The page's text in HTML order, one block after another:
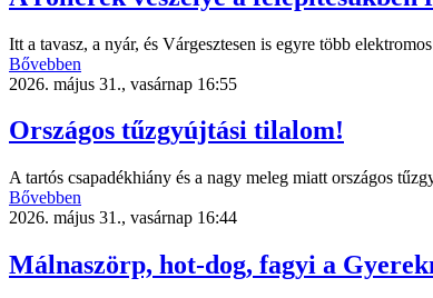
Itt a tavasz, a nyár, és Várgesztesen is egyre több
Bővebben
2026. május 31., vasárnap 16:55
Országos tűzgyújtási tilalom!
A tartós csapadékhiány és a nagy meleg miatt országos
Bővebben
2026. május 31., vasárnap 16:44
Málnaszörp, hot-dog, fagyi a